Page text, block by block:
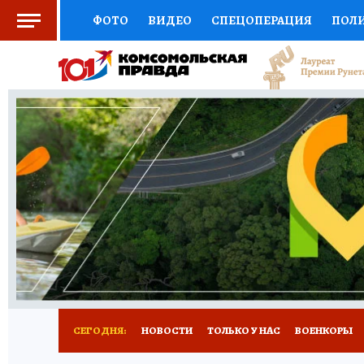
ФОТО ВИДЕО СПЕЦОПЕРАЦИЯ
СОЦПОДДЕРЖКА НАУКА СПОРТ
ВЫБОР ЭКСПЕРТОВ ДОКТОР
КНИЖНАЯ ПОЛКА ПРОГНОЗЫ НА СПОРТ
ПРЕСС-ЦЕНТР НЕДВИЖИМОСТЬ
РАДИО КП РЕКЛАМА ТЕСТЫ НОВОЕ
СЕГОДНЯ: НОВОСТИ ТОЛЬКО У НАС ВОЕНКОРЫ